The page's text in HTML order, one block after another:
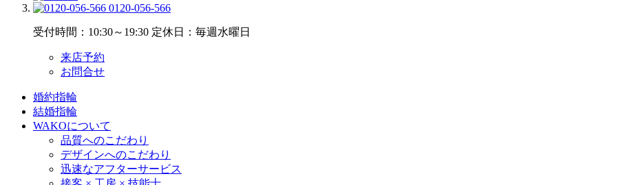
0120-056-566
受付時間：10:30～19:30 定休日：毎週水曜日
来店予約
お問合せ
婚約指輪
結婚指輪
WAKOについて
品質へのこだわり
デザインへのこだわり
迅速なアフターサービス